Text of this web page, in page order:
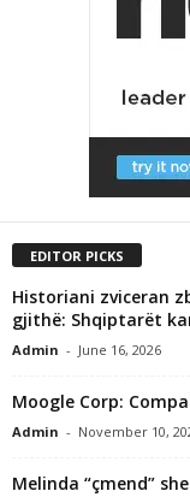
EDITOR PICKS
Historiani zviceran
gjithë: Shqiptarët
Admin - June 16, 2026
Moogle Corp:
Admin - November 10,
Melinda “çmend”